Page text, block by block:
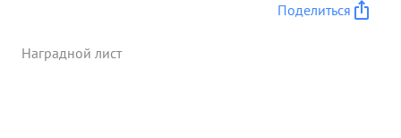
Поделиться
Наградной лист